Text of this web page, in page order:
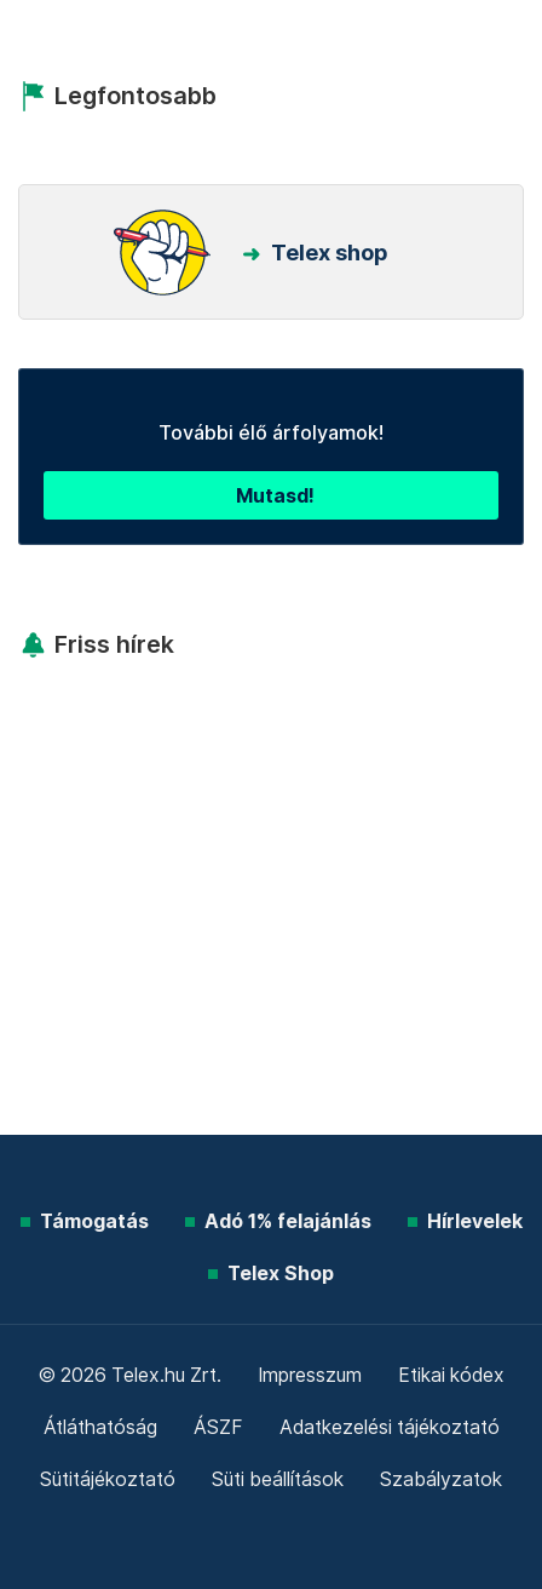
Legfontosabb
Telex shop
További élő árfolyamok!
Mutasd!
Friss hírek
Támogatás Adó 1% felajánlás Hírlevelek
Telex Shop
© 2026 Telex.hu Zrt. Impresszum Etikai kódex
Átláthatóság ÁSZF Adatkezelési tájékoztató
Sütitájékoztató Süti beállítások Szabályzatok